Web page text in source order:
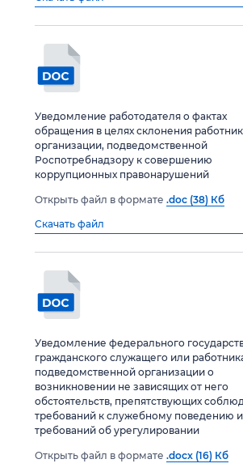
Уведомление работодателя о фактах
обращения в целях склонения
организации, подведомственной
Роспотребнадзору к совершению
коррупционных правонарушений
Открыть файл в формате .doc (38) Кб
Скачать файл
Уведомление федерального
гражданского служащего или
подведомственной организации о
возникновении не зависящих от него
обстоятельств, препятствующих
требований к служебному поведению
требований об урегулировании
Открыть файл в формате .docx (16) Кб